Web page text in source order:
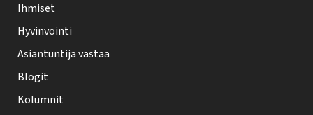
e
h
t
i
f
Ihmiset
Hyvinvointi
Asiantuntija vastaa
Blogit
Kolumnit